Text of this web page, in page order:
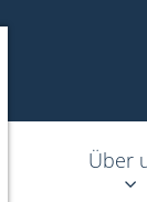
Norderstedt
Über